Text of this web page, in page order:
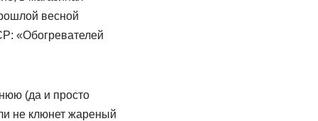
весной
«Обогревателей
(да и просто
не клюнет жареный